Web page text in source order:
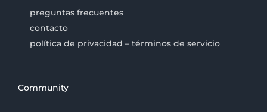
preguntas frecuentes
contacto
política de privacidad – términos de servicio
Community